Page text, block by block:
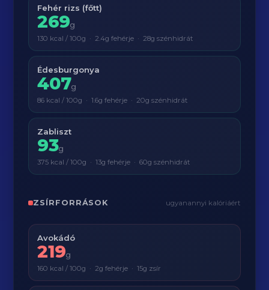
Fehér rizs (főtt)
269g
130 kcal / 100g · 2.4g fehérje · 28g szénhidrát
Édesburgonya
407g
86 kcal / 100g · 1.6g fehérje · 20g szénhidrát
Zabliszt
93g
375 kcal / 100g · 13g fehérje · 60g szénhidrát
ZSÍRFORRÁSOK ugyanannyi kalóriáért
Avokádó
219g
160 kcal / 100g · 2g fehérje · 15g zsír